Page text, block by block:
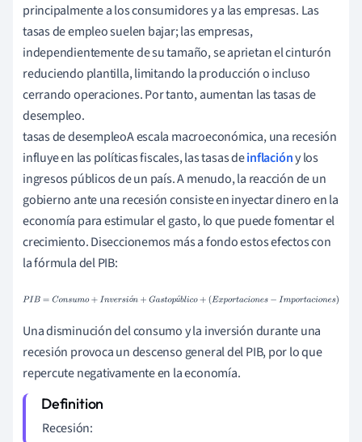
principalmente a los consumidores y a las empresas. Las
tasas de empleo suelen bajar; las empresas,
independientemente de su tamaño, se aprietan el cinturón
reduciendo plantilla, limitando la producción o incluso
cerrando operaciones. Por tanto, aumentan las tasas de
desempleo.
tasas de desempleoA escala macroeconómica, una recesión
influye en las políticas fiscales, las tasas deinflacióny los
ingresos públicos de un país. A menudo, la reacción de un
gobierno ante una recesión consiste en inyectar dinero en la
economía para estimular el gasto, lo que puede fomentar el
crecimiento. Diseccionemos más a fondo estos efectos con
la fórmula del PIB:
ó ú
PIB=Consumo+Inversión+Gastopúblico+
Una disminución del consumo y la inversión durante una
recesión provoca un descenso general del PIB, por lo que
repercute negativamente en la economía.
Recesión: